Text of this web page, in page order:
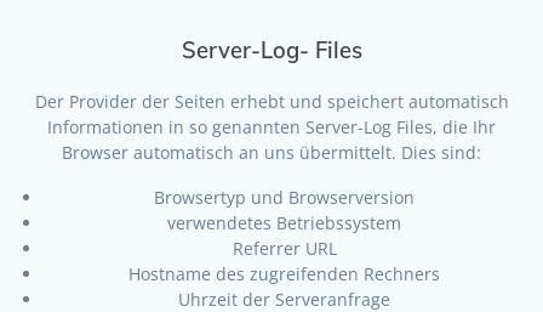
Server-Log- Files
Der Provider der Seiten erhebt und speichert automatisch
Informationen in so genannten Server-Log Files, die Ihr
Browser automatisch an uns übermittelt. Dies sind:
Browsertyp und Browserversion
verwendetes Betriebssystem
Referrer URL
Hostname des zugreifenden Rechners
Uhrzeit der Serveranfrage